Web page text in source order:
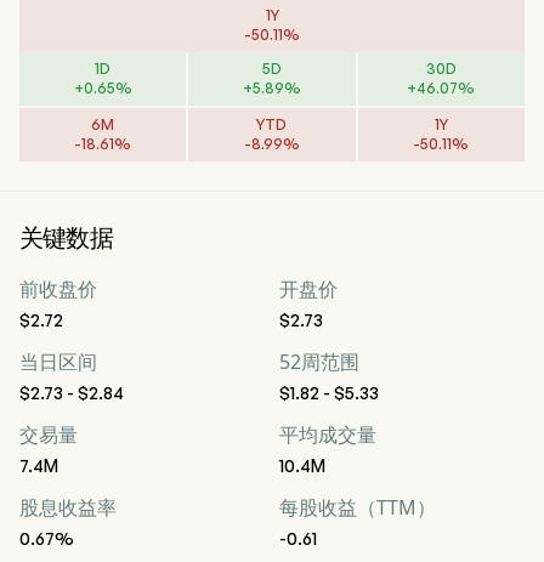
1Y
-50.11%
1D
+0.65%
5D
+5.89%
30D
+46.07%
6M
-18.61%
YTD
-8.99%
1Y
-50.11%
关键数据
前收盘价
$2.72
开盘价
$2.73
当日区间
$2.73 - $2.84
52周范围
$1.82 - $5.33
交易量
7.4M
平均成交量
10.4M
股息收益率
0.67%
每股收益（TTM）
-0.61